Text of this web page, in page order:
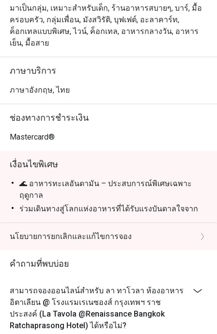
มาเป็นกลุ่ม, เหมาะสำหรับเด็ก, ร้านอาหารสบายๆ, บาร์, มื้อ
ครอบครัว, กลุ่มเพื่อน, มังสวิรัติ, บุฟเฟต์, อะลาคาร์ท,
ค็อกเทลแบบพิเศษ, ไวน์, ค็อกเทล, อาหารกลางวัน, อาหาร
เย็น, มื้อสาย
ภาษาบริการ
ภาษาอังกฤษ, ไทย
ช่องทางการชำระเงิน
Mastercard®
เงื่อนไขพิเศษ
🌊 อาหารทะเลอันดามัน – ประสบการณ์พิเศษเฉพาะ
ฤดูกาล
ร่วมเดินทางสู่โลกแห่งอาหารที่ได้รับแรงบันดาลใจจาก
ขุมทรัพย์แห่งทะเลอันดามันและรสชาติอันเป็นอมตะของ
ภูเก็ตชั้นดี กุ้งอันดามันสดใหม่ และอาหารทะเลตาม
ฤดูกาลชั้นเลิศ นำเสนอความเข้มข้นของวัตถุดิบท้องถิ่น
จากท้องทะเลสู่โต๊ะอาหาร เมนูพิเศษนี้เฉลิมฉลองเสน่ห์
อันมีชีวิตชีวาของชายฝั่งทางใต้ของประเทศไทย ยกระดับ
ด้วยความอบอุ่น ความหรูหรา และฝีมือการทำอาหาร
อิตาเลียน
นโยบายการยกเลิกและแก้ไขการจอง
คำถามที่พบบ่อย
สามารถจองออนไลน์สำหรับ ลา ทาโวลา ห้องอาหาร
อิตาเลียน @ โรงแรมเรเนซองส์ กรุงเทพฯ ราช
ประสงค์ (La Tavola @Renaissance Bangkok
Ratchaprasong Hotel) ได้หรือไม่?